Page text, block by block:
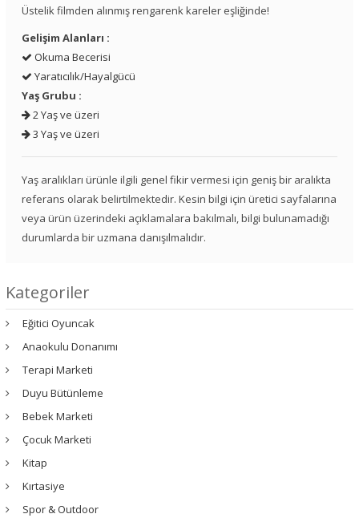
Üstelik filmden alınmış rengarenk kareler eşliğinde!
Gelişim Alanları :
Okuma Becerisi
Yaratıcılık/Hayalgücü
Yaş Grubu :
2 Yaş ve üzeri
3 Yaş ve üzeri
Yaş aralıkları ürünle ilgili genel fikir vermesi için geniş bir aralıkta
referans olarak belirtilmektedir. Kesin bilgi için üretici sayfalarına
veya ürün üzerindeki açıklamalara bakılmalı, bilgi bulunamadığı
durumlarda bir uzmana danışılmalıdır.
Kategoriler
Eğitici Oyuncak
Anaokulu Donanımı
Terapi Marketi
Duyu Bütünleme
Bebek Marketi
Çocuk Marketi
Kitap
Kırtasiye
Spor & Outdoor